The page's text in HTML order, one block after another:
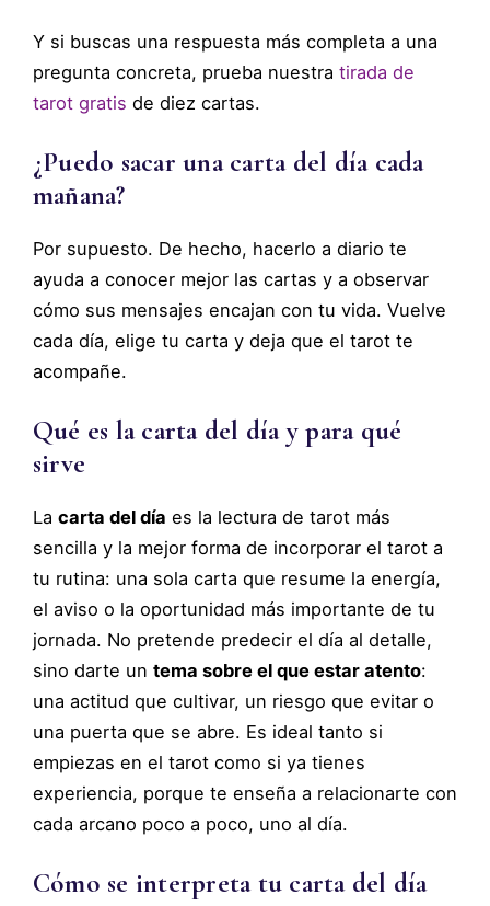
Y si buscas una respuesta más completa a una
pregunta concreta, prueba nuestra tirada de
tarot gratis de diez cartas.
¿Puedo sacar una carta del día cada
mañana?
Por supuesto. De hecho, hacerlo a diario te
ayuda a conocer mejor las cartas y a observar
cómo sus mensajes encajan con tu vida. Vuelve
cada día, elige tu carta y deja que el tarot te
acompañe.
Qué es la carta del día y para qué
sirve
La carta del día es la lectura de tarot más
sencilla y la mejor forma de incorporar el tarot a
tu rutina: una sola carta que resume la energía,
el aviso o la oportunidad más importante de tu
jornada. No pretende predecir el día al detalle,
sino darte un tema sobre el que estar atento:
una actitud que cultivar, un riesgo que evitar o
una puerta que se abre. Es ideal tanto si
empiezas en el tarot como si ya tienes
experiencia, porque te enseña a relacionarte con
cada arcano poco a poco, uno al día.
Cómo se interpreta tu carta del día